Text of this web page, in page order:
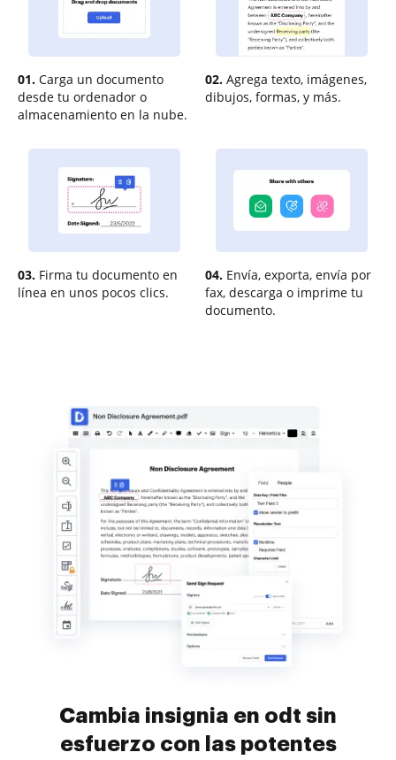
01. Carga un documento
desde tu ordenador o
almacenamiento en la nube.
02. Agrega texto, imágenes,
dibujos, formas, y más.
03. Firma tu documento en
línea en unos pocos clics.
04. Envía, exporta, envía por
fax, descarga o imprime tu
documento.
Cambia insignia en odt sin
esfuerzo con las potentes